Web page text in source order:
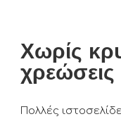
Χωρίς
χρεώσεις
Πολλές